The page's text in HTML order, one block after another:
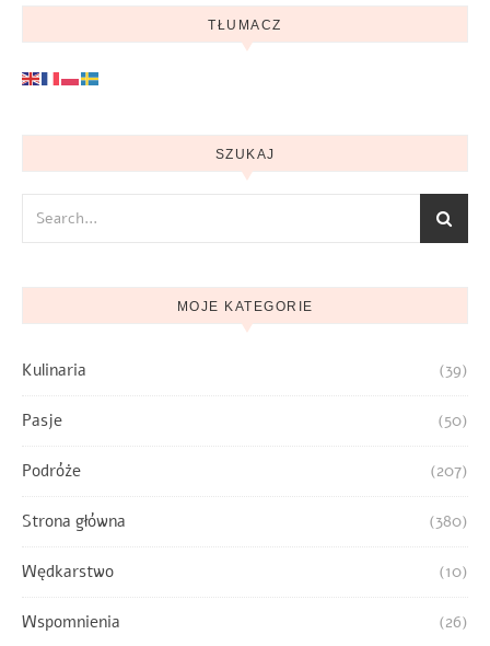
TŁUMACZ
SZUKAJ
MOJE KATEGORIE
Kulinaria (39)
Pasje (50)
Podróże (207)
Strona główna (380)
Wędkarstwo (10)
Wspomnienia (26)